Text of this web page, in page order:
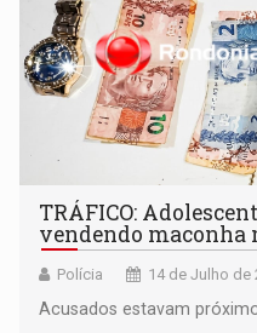
TRÁFICO:
vendendo maconha
Polícia 14 de Julho de
Acusados estavam